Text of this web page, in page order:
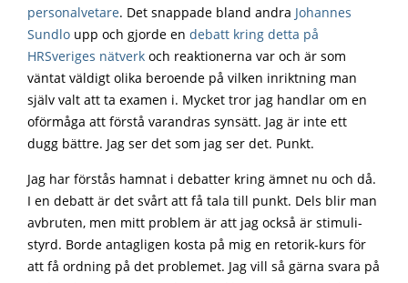
personalvetare. Det snappade bland andra Johannes
Sundlo upp och gjorde en debatt kring detta på
HRSveriges nätverk och reaktionerna var och är som
väntat väldigt olika beroende på vilken inriktning man
själv valt att ta examen i. Mycket tror jag handlar om en
oförmåga att förstå varandras synsätt. Jag är inte ett
dugg bättre. Jag ser det som jag ser det. Punkt.
Jag har förstås hamnat i debatter kring ämnet nu och då.
I en debatt är det svårt att få tala till punkt. Dels blir man
avbruten, men mitt problem är att jag också är stimuli-
styrd. Borde antagligen kosta på mig en retorik-kurs för
att få ordning på det problemet. Jag vill så gärna svara på